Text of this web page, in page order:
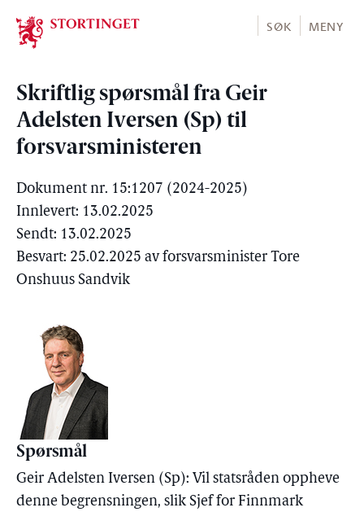
Stortinget.no
SØK MENY
Skriftlig spørsmål fra Geir
Adelsten Iversen (Sp) til
forsvarsministeren
Dokument nr. 15:1207 (2024-2025)
Innlevert: 13.02.2025
Sendt: 13.02.2025
Besvart: 25.02.2025 av forsvarsminister Tore
Onshuus Sandvik
Spørsmål
Geir Adelsten Iversen (Sp): Vil statsråden oppheve
denne begrensningen, slik Sjef for Finnmark